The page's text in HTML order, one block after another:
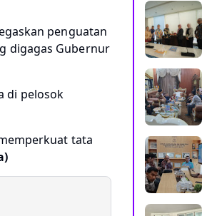
penguatan
digagas Gubernur
di pelosok
tata